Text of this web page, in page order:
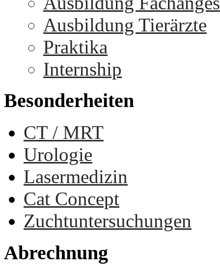
Ausbildung Tierärzte
Praktika
Internship
Besonderheiten
CT / MRT
Urologie
Lasermedizin
Cat Concept
Zuchtuntersuchungen
Abrechnung